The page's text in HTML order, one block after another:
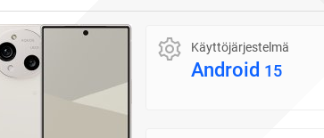
Käyttöjärjestelmä
Android 15